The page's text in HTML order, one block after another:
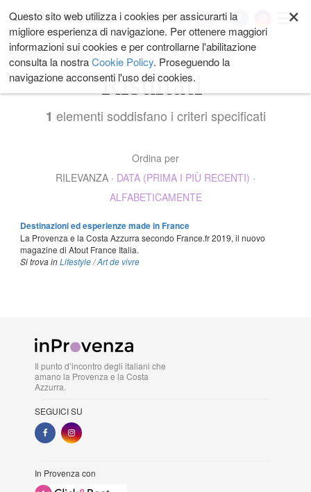
ai
contenuti.
|
Salta
alla
navigazione
My ×
Questo sito web utilizza i cookies per assicurarti la
migliore esperienza di navigazione. Per ottenere maggiori
informazioni sui cookies e per controllarne l'abilitazione
consulta la nostraCookie Policy. Proseguendo la
navigazione acconsenti l'uso dei cookies.
Risultati
1 elementi soddisfano i criteri specificati
Ordina per
RILEVANZA · DATA (PRIMA I PIÙ RECENTI) ·
ALFABETICAMENTE
Destinazioni ed esperienze made in France
La Provenza e la Costa Azzurra secondo France.fr 2019, il nuovo
magazine di Atout France Italia.
Si trova in Lifestyle /Art de vivre
Il punto d’incontro degli italiani che
amano la Provenza e la Costa
Azzurra.
SEGUICI SU
In Provenza con